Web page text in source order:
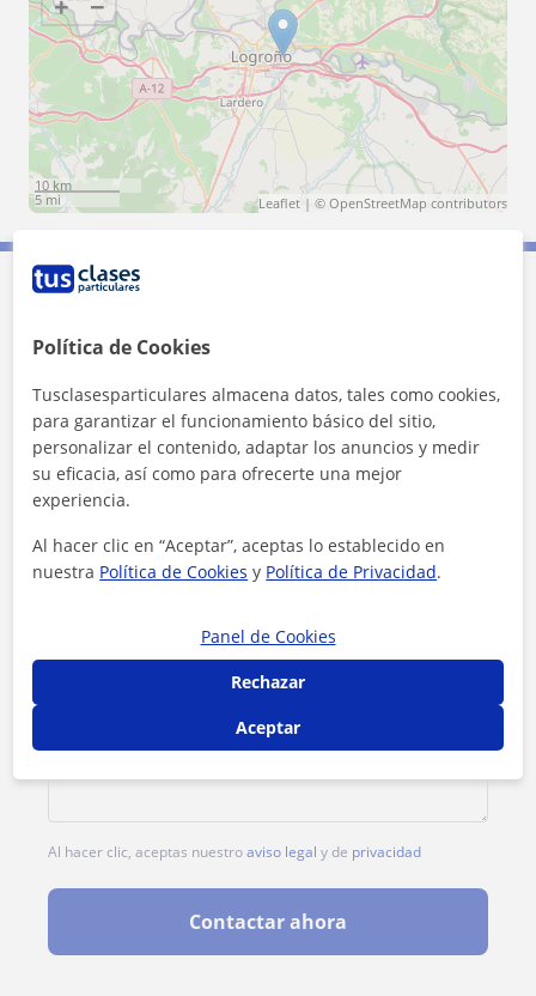
10 km
5 mi
Leaflet | © OpenStreetMap contributors
Tarifa €/h
1ª clase gratis
Al hacer clic, aceptas nuestroaviso legal y de privacidad
Contactar ahora
Política de Cookies
Tusclasesparticulares almacena datos, tales como cookies,
para garantizar el funcionamiento básico del sitio,
personalizar el contenido, adaptar los anuncios y medir
su eficacia, así como para ofrecerte una mejor
experiencia.
Al hacer clic en “Aceptar”, aceptas lo establecido en
nuestra Política de Cookies y Política de Privacidad.
Panel de Cookies
Rechazar
Aceptar